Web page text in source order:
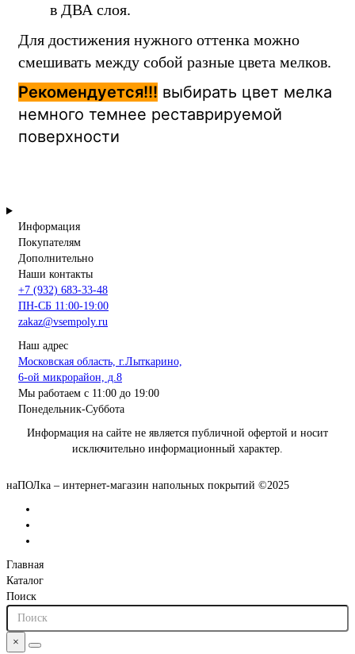
в ДВА слоя.
Для достижения нужного оттенка можно
смешивать между собой разные цвета мелков.
Рекомендуется!!! выбирать цвет мелка
немного темнее реставрируемой
поверхности
Информация
Покупателям
Дополнительно
Наши контакты
+7 (932) 683-33-48
ПН-СБ 11:00-19:00
zakaz@vsempoly.ru
Наш адрес
Московская область, г.Лыткарино,
6-ой микрорайон, д.8
Мы работаем с 11:00 до 19:00
Понедельник-Суббота
Информация на сайте не является публичной офертой и носит
исключительно информационный характер.
наПОЛка – интернет-магазин напольных покрытий ©2025
Главная
Каталог
Поиск
×